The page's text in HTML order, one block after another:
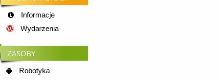
Informacje
Wydarzenia
ZASOBY
Robotyka